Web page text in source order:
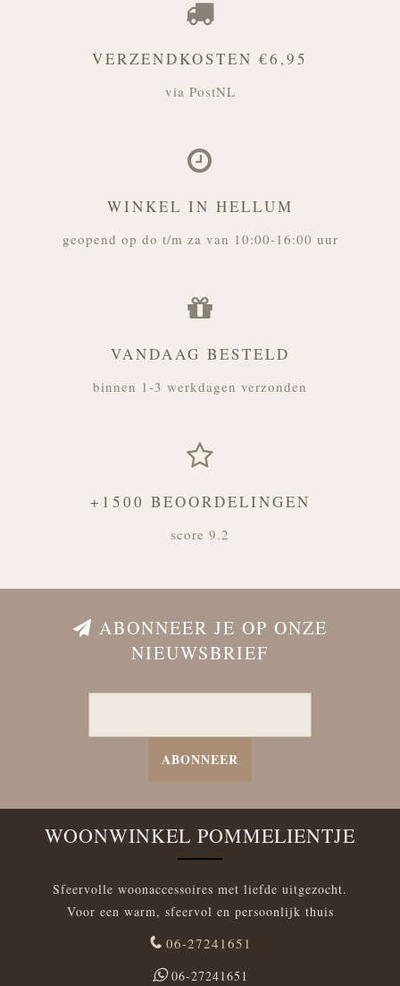
VERZENDKOSTEN €6,95
via PostNL
WINKEL IN HELLUM
geopend op do t/m za van 10:00-16:00 uur
VANDAAG BESTELD
binnen 1-3 werkdagen verzonden
+1500 BEOORDELINGEN
score 9.2
ABONNEER JE OP ONZE
NIEUWSBRIEF
ABONNEER
WOONWINKEL POMMELIENTJE
Sfeervolle woonaccessoires met liefde uitgezocht.
Voor een warm, sfeervol en persoonlijk thuis
06-27241651
06-27241651